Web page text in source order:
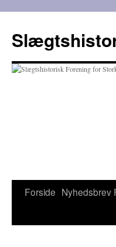
indhold
Forside Nyhedsbrev